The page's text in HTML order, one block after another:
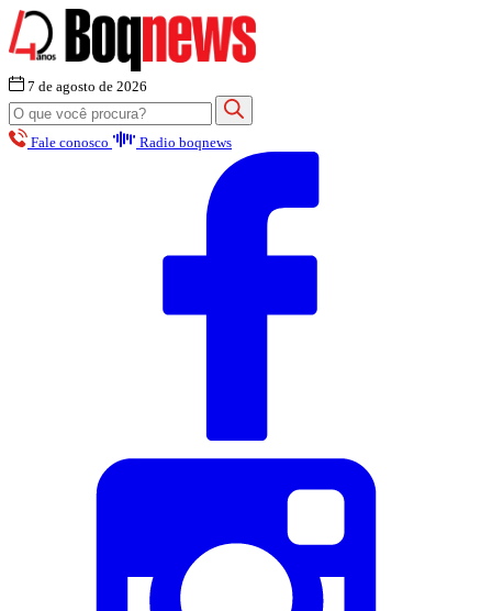
7 de agosto de 2026
Fale conosco Radio boqnews